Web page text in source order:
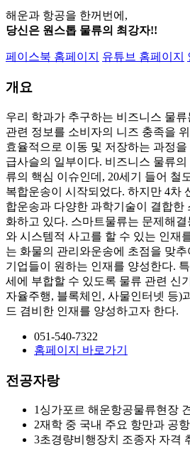
해운과 항공을 한꺼번에,
당신은 원스톱 물류의 최강자!!
페이스북 홈페이지 유튜브 홈페이지
개요
우리 학과가 추구하는 비즈니스 물
관련 정보를 소비자의 니즈 충족을
효율적으로 이동 및 저장하는 과정
급사슬의 일부이다. 비즈니스 물류
류의 핵심 이슈인데, 20세기 들어 철
복합운송이 시작되었다. 하지만 4차
합운송과 다양한 과학기술이 결합한
화하고 있다. 스마트물류는 문제해
와 시스템적 사고를 할 수 있는 인재
는 화물의 관리와운송에 초점을 맞
기업들이 원하는 인재를 양성한다.
세에 부합할 수 있도록 물류 관련 신
자율주행, 블록체인, 사물인터넷 등
드 겸비한 인재를 양성하고자 한다.
051-540-7322
홈페이지 바로가기
전공자랑
1 싱가포르 해운항공물류현장
2재학 중 국내 주요 항만과 공
3초경량비행장치 조종자 자격